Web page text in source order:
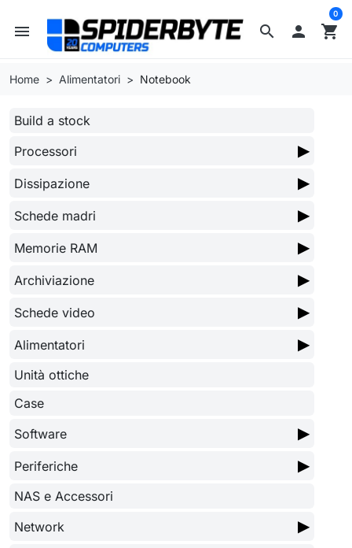
search
menu  shopping_cart
0
Home Alimentatori Notebook
Build a stock
Processori
▶
Dissipazione ▶
Schede madri ▶
Memorie RAM ▶
Archiviazione ▶
Schede video ▶
Alimentatori ▶
Unità ottiche
Case
Software
▶
Periferiche ▶
NAS e Accessori
Network
▶